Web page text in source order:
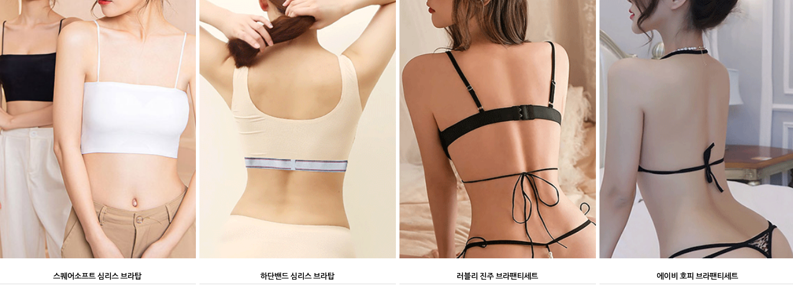
스퀘어소프트 심리스 브라탑 하단밴드 심리스 브라탑 러블리 진주 브라팬티세트 에이비 호피 브라팬티세트